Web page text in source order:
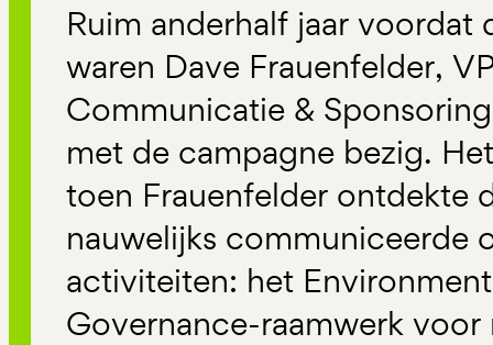
Ruim anderhalf jaar voordat
waren Dave Frauenfelder,
Communicatie &
met de campagne bezig.
toen Frauenfelder ontdekte
nauwelijks communiceerde
activiteiten: het
Governance-raamwerk